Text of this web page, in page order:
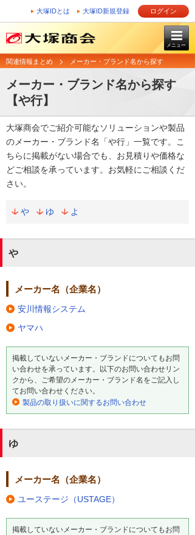
大塚IDとは 大塚ID新規登録 ログイン
メニュー
関連情報まとめ メーカー・ブランド名から探す
メーカー・ブランド名から探す
【や行】
大塚商会でご紹介可能なソリューションや製品
のメーカー・ブランド名「や行」一覧です。こ
ちらに掲載がない場合でも、お見積りや価格な
どご相談を承っています。お気軽にご相談くだ
さい。
や ゆ よ
や
メーカー名（企業名）
安川情報システム
ヤマハ
掲載していないメーカー・ブランドについてもお問
い合わせを承っています。以下のお問い合わせリン
クから、ご希望のメーカー・ブランド名をご記入し
てお問い合わせください。
製品の取り扱いに関するお問い合わせ
ゆ
メーカー名（企業名）
ユーステージ（USTAGE）
掲載していないメーカー・ブランドについてもお問